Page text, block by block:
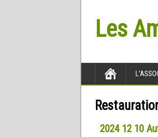
Les
2024 12 10